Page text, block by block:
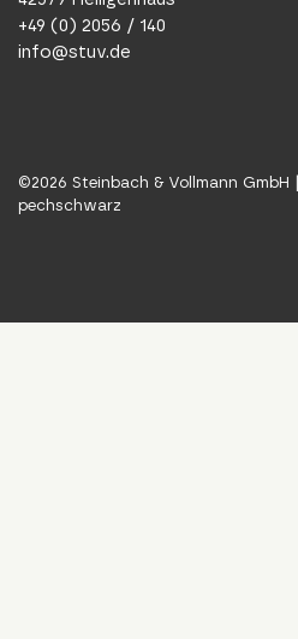
+49 (0) 2056 / 140
info@stuv.de
©2026 Steinbach & Vollmann GmbH |
pechschwarz